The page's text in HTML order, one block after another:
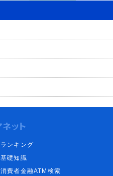
ランキング
基礎知識
消費者金融ATM検索